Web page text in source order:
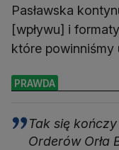
Pasławska
[wpływu] i
które powinniśmy
PRAWDA
Tak się
Orderów Orła